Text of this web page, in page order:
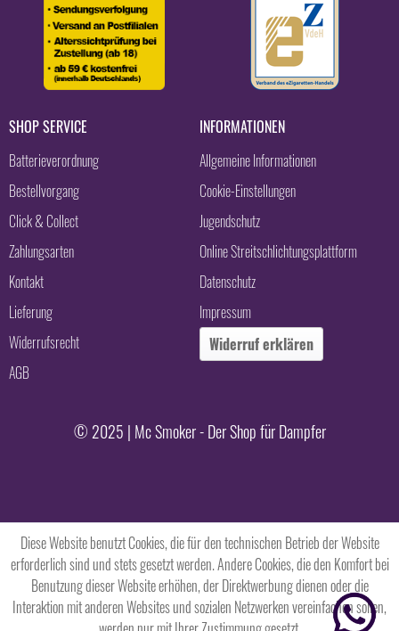
SHOP SERVICE
Batterieverordnung
Bestellvorgang
Click & Collect
Zahlungsarten
Kontakt
Lieferung
Widerrufsrecht
AGB
INFORMATIONEN
Allgemeine Informationen
Cookie-Einstellungen
Jugendschutz
Online Streitschlichtungsplattform
Datenschutz
Impressum
Widerruf erklären
© 2025 | Mc Smoker - Der Shop für Dampfer
Diese Website benutzt Cookies, die für den technischen Betrieb der Website
erforderlich sind und stets gesetzt werden. Andere Cookies, die den Komfort bei
Benutzung dieser Website erhöhen, der Direktwerbung dienen oder die
Interaktion mit anderen Websites und sozialen Netzwerken vereinfachen sollen,